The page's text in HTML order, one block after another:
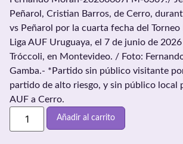
Peñarol, Cristian Barros, de Cerro,
vs Peñarol por la cuarta fecha del
Liga AUF Uruguaya, el 7 de junio de
Tróccoli, en Montevideo. / Foto:
Gamba.- *Partido sin público visitante
partido de alto riesgo, y sin público local
AUF a Cerro.
Añadir al carrito